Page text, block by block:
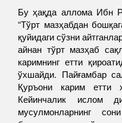
Бу ҳақда аллома Ибн
“Тўрт мазҳабдан
қуйидаги сўзни
айнан тўрт мазҳаб
каримнинг етти
ўхшайди. Пайғамбар
Қуръони карим етти
Кейинчалик ислом
мусулмонларнинг